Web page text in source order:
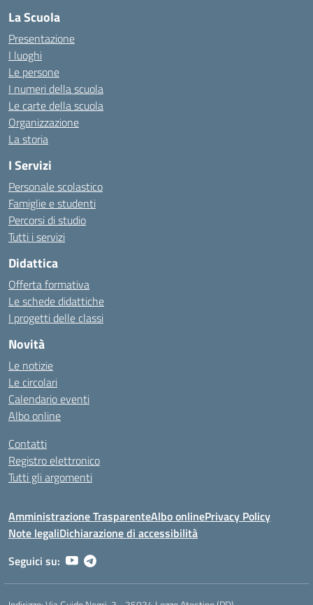
La Scuola
Presentazione
I luoghi
Le persone
I numeri della scuola
Le carte della scuola
Organizzazione
La storia
I Servizi
Personale scolastico
Famiglie e studenti
Percorsi di studio
Tutti i servizi
Didattica
Offerta formativa
Le schede didattiche
I progetti delle classi
Novità
Le notizie
Le circolari
Calendario eventi
Albo online
Contatti
Registro elettronico
Tutti gli argomenti
Amministrazione TrasparenteAlbo onlinePrivacy Policy
Note legaliDichiarazione di accessibilità
Seguici su: